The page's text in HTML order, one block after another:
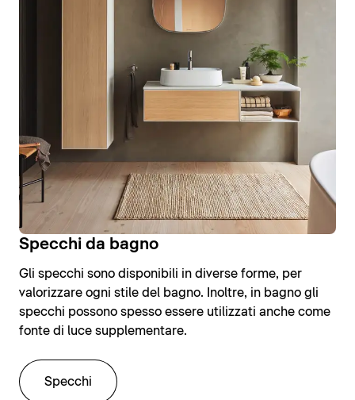
Specchi da bagno
Gli specchi sono disponibili in diverse forme, per
valorizzare ogni stile del bagno. Inoltre, in bagno gli
specchi possono spesso essere utilizzati anche come
fonte di luce supplementare.
Specchi